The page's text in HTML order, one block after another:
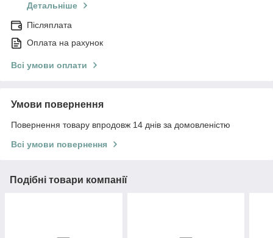
Детальніше
Післяплата
Оплата на рахунок
Всі умови оплати
Умови повернення
Повернення товару впродовж 14 днів за домовленістю
Всі умови повернення
Подібні товари компанії